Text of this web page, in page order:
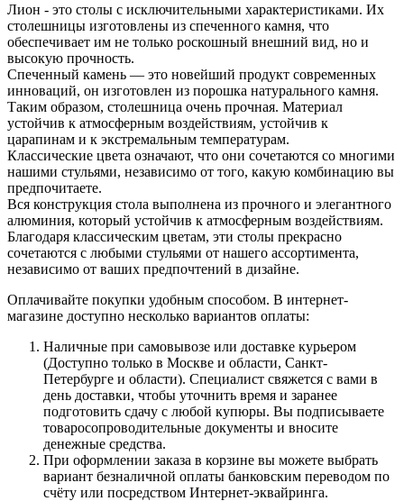
Лион - это столы с исключительными характеристиками. Их
столешницы изготовлены из спеченного камня, что
обеспечивает им не только роскошный внешний вид, но и
высокую прочность.
Спеченный камень — это новейший продукт современных
инноваций, он изготовлен из порошка натурального камня.
Таким образом, столешница очень прочная. Материал
устойчив к атмосферным воздействиям, устойчив к
царапинам и к экстремальным температурам.
Классические цвета означают, что они сочетаются со многими
нашими стульями, независимо от того, какую комбинацию вы
предпочитаете.
Вся конструкция стола выполнена из прочного и элегантного
алюминия, который устойчив к атмосферным воздействиям.
Благодаря классическим цветам, эти столы прекрасно
сочетаются с любыми стульями от нашего ассортимента,
независимо от ваших предпочтений в дизайне.
Оплачивайте покупки удобным способом. В интернет-
магазине доступно несколько вариантов оплаты:
Наличные при самовывозе или доставке курьером
(Доступно только в Москве и области, Санкт-
Петербурге и области). Специалист свяжется с вами в
день доставки, чтобы уточнить время и заранее
подготовить сдачу с любой купюры. Вы подписываете
товаросопроводительные документы и вносите
денежные средства.
При оформлении заказа в корзине вы можете выбрать
вариант безналичной оплаты банковским переводом по
счёту или посредством Интернет-эквайринга.